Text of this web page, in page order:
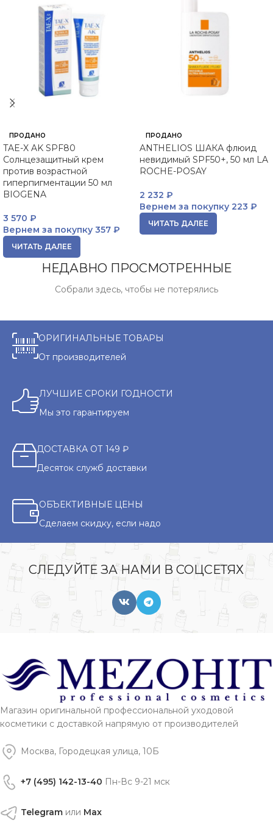
ПРОДАНО
TAE-X AK SPF80
Солнцезащитный крем
против возрастной
гиперпигментации 50 мл
BIOGENA
3 570 ₽
Вернем за покупку 357 ₽
ЧИТАТЬ ДАЛЕЕ
ПРОДАНО
ANTHELIOS ШАКА флюид
невидимый SPF50+, 50 мл LA
ROCHE-POSAY
2 232 ₽
Вернем за покупку 223 ₽
ЧИТАТЬ ДАЛЕЕ
НЕДАВНО ПРОСМОТРЕННЫЕ
Собрали здесь, чтобы не потерялись
ОРИГИНАЛЬНЫЕ ТОВАРЫ
От производителей
ЛУЧШИЕ СРОКИ ГОДНОСТИ
Мы это гарантируем
ДОСТАВКА ОТ 149 ₽
Десяток служб доставки
ОБЪЕКТИВНЫЕ ЦЕНЫ
Сделаем скидку, если надо
СЛЕДУЙТЕ ЗА НАМИ В СОЦСЕТЯХ
Магазин оригинальной профессиональной уходовой
косметики с доставкой напрямую от производителей
Москва, Городецкая улица, 10Б
+7 (495) 142-13-40 Пн-Вс 9-21 мск
Telegram или Max